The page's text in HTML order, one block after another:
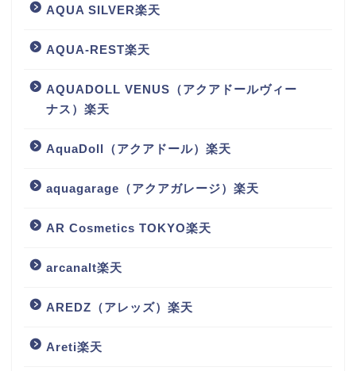
AQUA SILVER楽天
AQUA-REST楽天
AQUADOLL VENUS（アクアドールヴィー
ナス）楽天
AquaDoll（アクアドール）楽天
aquagarage（アクアガレージ）楽天
AR Cosmetics TOKYO楽天
arcanalt楽天
AREDZ（アレッズ）楽天
Areti楽天